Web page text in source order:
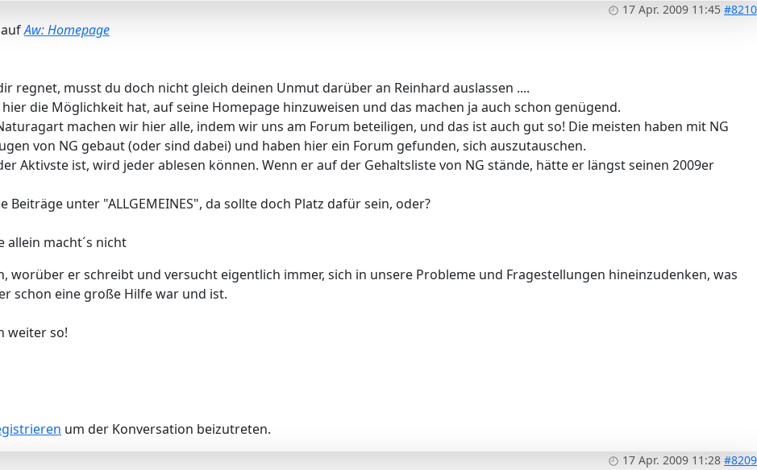
17 Apr. 2009 11:45 #8210
aufAw: Homepage
regnet, musst du doch nicht gleich deinen Unmut darüber an Reinhard auslassen ....
die Möglichkeit hat, auf seine Homepage hinzuweisen und das machen ja auch schon genügend.
machen wir hier alle, indem wir uns am Forum beteiligen, und das ist auch gut so! Die meisten haben mit NG
von NG gebaut (oder sind dabei) und haben hier ein Forum gefunden, sich auszutauschen.
Aktivste ist, wird jeder ablesen können. Wenn er auf der Gehaltsliste von NG stände, hätte er längst seinen 2009er
Beiträge unter "ALLGEMEINES", da sollte doch Platz dafür sein, oder?
allein macht´s nicht
worüber er schreibt und versucht eigentlich immer, sich in unsere Probleme und Fragestellungen hineinzudenken, was
schon eine große Hilfe war und ist.
weiter so!
um der Konversation beizutreten.
17 Apr. 2009 11:28 #8209